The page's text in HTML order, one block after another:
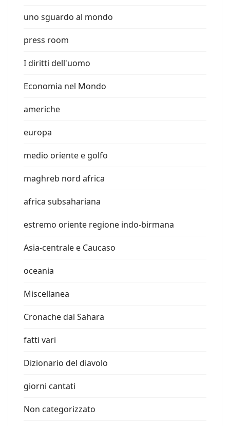
uno sguardo al mondo
press room
I diritti dell'uomo
Economia nel Mondo
americhe
europa
medio oriente e golfo
maghreb nord africa
africa subsahariana
estremo oriente regione indo-birmana
Asia-centrale e Caucaso
oceania
Miscellanea
Cronache dal Sahara
fatti vari
Dizionario del diavolo
giorni cantati
Non categorizzato